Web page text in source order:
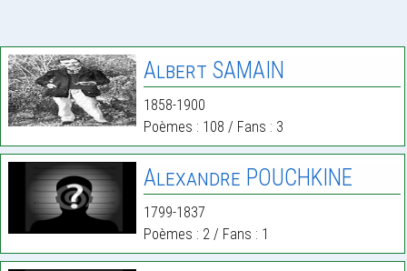
Albert SAMAIN
1858-1900
Poèmes : 108 / Fans : 3
Alexandre POUCHKINE
1799-1837
Poèmes : 2 / Fans : 1